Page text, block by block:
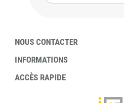
NOUS CONTACTER
INFORMATIONS
ACCÈS RAPIDE